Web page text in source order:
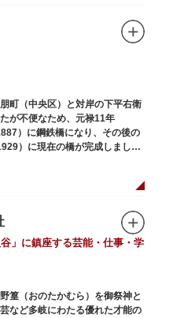
町（中央区）と対岸の下平右衛
が不便なため、元禄11年
）に鋼鉄橋になり、その後の
）に現在の橋が完成しまし
」に鎮座する芸能・仕事・学
篁（おのたかむら）を御祭神と
など多岐にわたる優れた才能の